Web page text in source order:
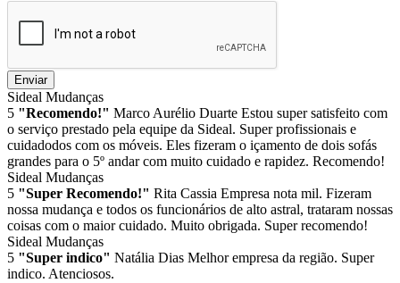
Enviar
Sideal Mudanças
5 "Recomendo!" Marco Aurélio Duarte Estou super satisfeito com
o serviço prestado pela equipe da Sideal. Super profissionais e
cuidadodos com os móveis. Eles fizeram o içamento de dois sofás
grandes para o 5º andar com muito cuidado e rapidez. Recomendo!
Sideal Mudanças
5 "Super Recomendo!" Rita Cassia Empresa nota mil. Fizeram
nossa mudança e todos os funcionários de alto astral, trataram nossas
coisas com o maior cuidado. Muito obrigada. Super recomendo!
Sideal Mudanças
5 "Super indico" Natália Dias Melhor empresa da região. Super
indico. Atenciosos.